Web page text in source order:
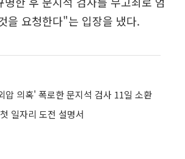
을 요청한다"는 입장을 냈다.
압 의혹' 폭로한 문지석 검사 11일 소환
일자리 도전 설명서